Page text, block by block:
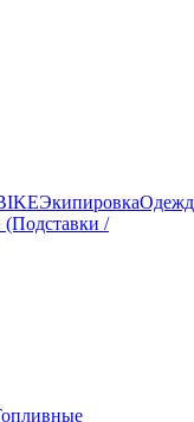
Экипировка
/